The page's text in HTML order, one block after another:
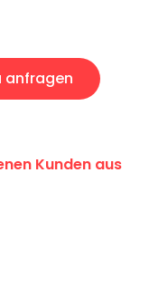
anfragen
Kunden aus